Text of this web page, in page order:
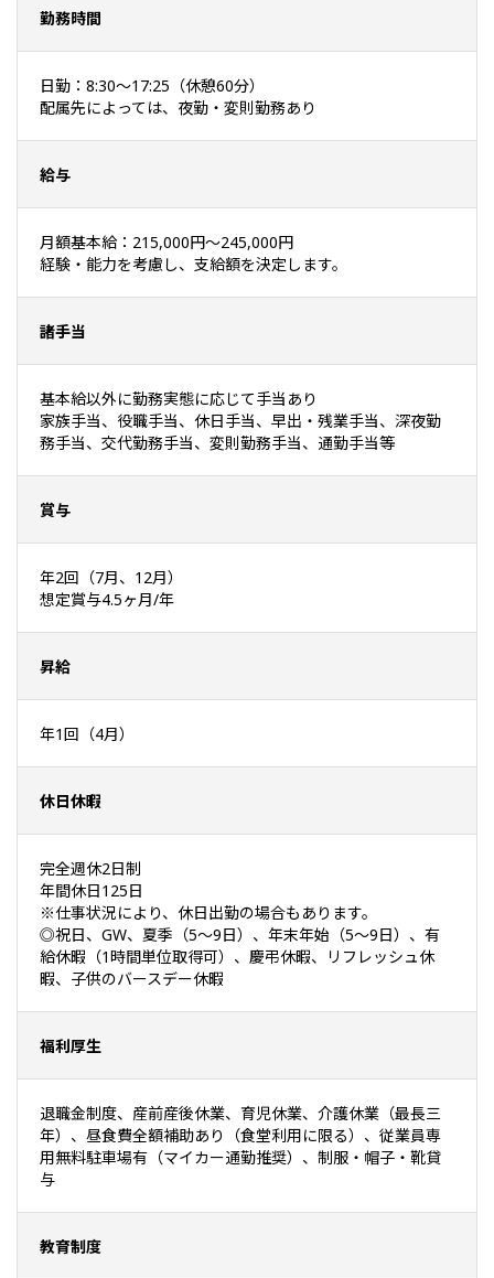
勤務時間
日勤：8:30～17:25（休憩60分）
配属先によっては、夜勤・変則勤務あり
給与
月額基本給：215,000円～245,000円
経験・能力を考慮し、支給額を決定します。
諸手当
基本給以外に勤務実態に応じて手当あり
家族手当、役職手当、休日手当、早出・残業手当、深夜勤
務手当、交代勤務手当、変則勤務手当、通勤手当等
賞与
年2回（7月、12月）
想定賞与4.5ヶ月/年
昇給
年1回（4月）
休日休暇
完全週休2日制
年間休日125日
※仕事状況により、休日出勤の場合もあります。
◎祝日、GW、夏季（5～9日）、年末年始（5～9日）、有
給休暇（1時間単位取得可）、慶弔休暇、リフレッシュ休
暇、子供のバースデー休暇
福利厚生
退職金制度、産前産後休業、育児休業、介護休業（最長三
年）、昼食費全額補助あり（食堂利用に限る）、従業員専
用無料駐車場有（マイカー通勤推奨）、制服・帽子・靴貸
与
教育制度